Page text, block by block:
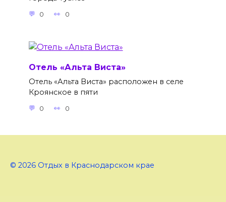
0 0
Отель «Альта Виста»
Отель «Альта Виста» расположен в селе
Кроянское в пяти
0 0
© 2026 Отдых в Краснодарском крае